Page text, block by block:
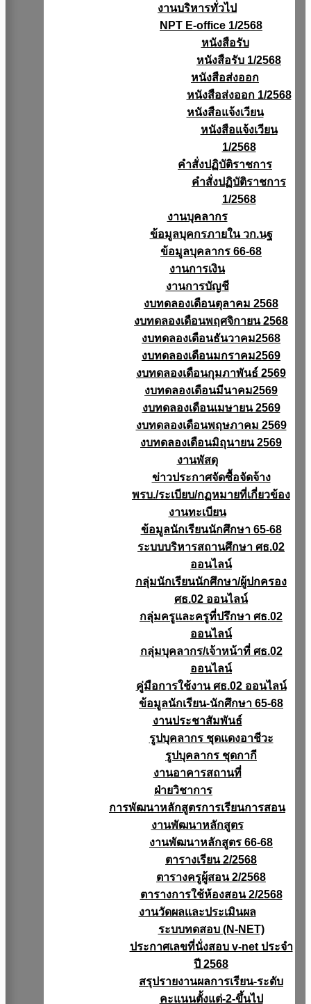
งานบริหารทั่วไป
NPT E-office 1/2568
หนังสือรับ
หนังสือรับ 1/2568
หนังสือส่งออก
หนังสือส่งออก 1/2568
หนังสือแจ้งเวียน
หนังสือเเจ้งเวียน
1/2568
คำสั่งปฏิบัติราชการ
คำสั่งปฏิบัติราชการ
1/2568
งานบุคลากร
ข้อมูลบุคกรภายใน วก.นฐ
ข้อมูลบุคลากร 66-68
งานการเงิน
งานการบัญชี
งบทดลองเดือนตุลาคม 2568
งบทดลองเดือนพฤศจิกายน 2568
งบทดลองเดือนธันวาคม2568
งบทดลองเดือนมกราคม2569
งบทดลองเดือนกุมภาพันธ์ 2569
งบทดลองเดือนมีนาคม2569
งบทดลองเดือนเมษายน 2569
งบทดลองเดือนพฤษภาคม 2569
งบทดลองเดือนมิถุนายน 2569
งานพัสดุ
ข่าวประกาศจัดซื้อจัดจ้าง
พรบ./ระเบียบ/กฏหมายที่เกี่ยวข้อง
งานทะเบียน
ข้อมูลนักเรียนนักศึกษา 65-68
ระบบบริหารสถานศึกษา ศธ.02
ออนไลน์
กลุ่มนักเรียนนักศึกษา/ผู้ปกครอง
ศธ.02 ออนไลน์
กลุ่มครูและครูที่ปรึกษา ศธ.02
ออนไลน์
กลุ่มบุคลากร/เจ้าหน้าที่ ศธ.02
ออนไลน์
คู่มือการใช้งาน ศธ.02 ออนไลน์
ข้อมูลนักเรียน-นักศึกษา 65-68
งานประชาสัมพันธ์
รูปบุคลากร ชุดแดงอาชีวะ
รูปบุคลากร ชุดกากี
งานอาคารสถานที่
ฝ่ายวิชาการ
การพัฒนาหลักสูตรการเรียนการสอน
งานพัฒนาหลักสูตร
งานพัฒนาหลักสูตร 66-68
ตารางเรียน 2/2568
ตารางครูผู้สอน 2/2568
ตารางการใช้ห้องสอน 2/2568
งานวัดผลเเละประเมินผล
ระบบทดสอบ (N-NET)
ประกาศเลขที่นั่งสอบ v-net ประจำ
ปี 2568
สรุปรายงานผลการเรียน-ระดับ
คะแนนตั้งแต่-2-ขึ้นไป